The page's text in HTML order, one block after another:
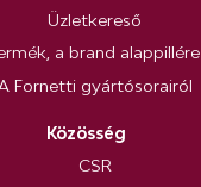
Üzletkereső
a brand alappillére
Fornetti gyártósorairól
Közösség
CSR